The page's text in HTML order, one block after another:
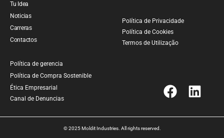
Tu Idea
Noticias
Carreras
Contactos
Política de Privacidade
Política de Cookies
Termos de Utilização
Política de gerencia
Política de Compra Sostenible
Ética Empresarial
Canal de Denuncias
© 2025 Moldit Industries. All rights reserved.